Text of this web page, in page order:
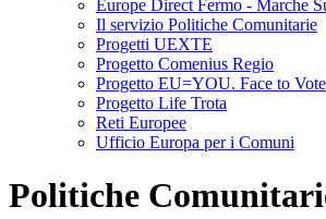
Europe Direct Fermo - Marche
Il servizio Politiche Comunitarie
Progetti UEXTE
Progetto Comenius Regio
Progetto EU=YOU. Face to Vote
Progetto Life Trota
Reti Europee
Ufficio Europa per i Comuni
Politiche